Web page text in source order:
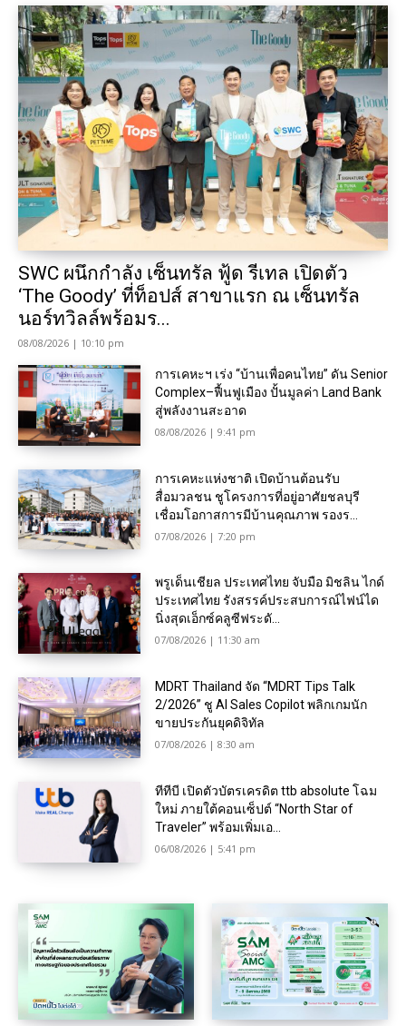
SWC ผนึกกำลัง เซ็นทรัล ฟู้ด รีเทล เปิดตัว
‘The Goody’ ที่ท็อปส์ สาขาแรก ณ เซ็นทรัล
นอร์ทวิลล์พร้อมร...
08/08/2026 | 10:10 pm
การเคหะฯ เร่ง “บ้านเพื่อคนไทย” ดัน Senior
Complex–ฟื้นฟูเมือง ปั้นมูลค่า Land Bank
สู่พลังงานสะอาด
08/08/2026 | 9:41 pm
การเคหะแห่งชาติ เปิดบ้านต้อนรับ
สื่อมวลชน ชูโครงการที่อยู่อาศัยชลบุรี
เชื่อมโอกาสการมีบ้านคุณภาพ รองร...
07/08/2026 | 7:20 pm
พรูเด็นเชียล ประเทศไทย จับมือ มิชลิน ไกด์
ประเทศไทย รังสรรค์ประสบการณ์ไฟน์ได
นิ่งสุดเอ็กซ์คลูซีฟระดั...
07/08/2026 | 11:30 am
MDRT Thailand จัด “MDRT Tips Talk
2/2026” ชู AI Sales Copilot พลิกเกมนัก
ขายประกันยุคดิจิทัล
07/08/2026 | 8:30 am
ทีทีบี เปิดตัวบัตรเครดิต ttb absolute โฉม
ใหม่ ภายใต้คอนเซ็ปต์ “North Star of
Traveler” พร้อมเพิ่มเอ...
06/08/2026 | 5:41 pm